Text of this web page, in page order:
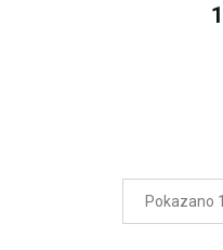
Pokazano